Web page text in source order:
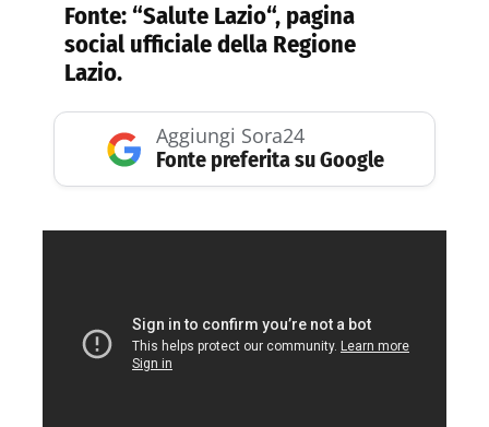
Fonte: “Salute Lazio“, pagina
social ufficiale della Regione
Lazio.
Aggiungi Sora24
Fonte preferita su Google